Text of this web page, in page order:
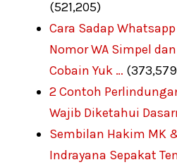
(521,205)
Cara Sadap
Nomor WA Simpel
Cobain Yuk …
2 Contoh
Wajib Diketahui
Sembilan Hakim MK
Indrayana Sepakat